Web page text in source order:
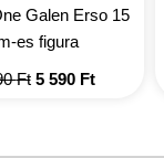
Galen Erso 15
es figura
Ft Original
5 590 FtCurrent